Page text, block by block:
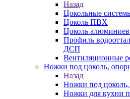
Назад
Цокольные
Цоколь ПВХ
Цоколь
Профиль
ДСП
Вентиляционные
Ножки под цоколь,
Назад
Ножки под цоколь,
Ножки для кухни